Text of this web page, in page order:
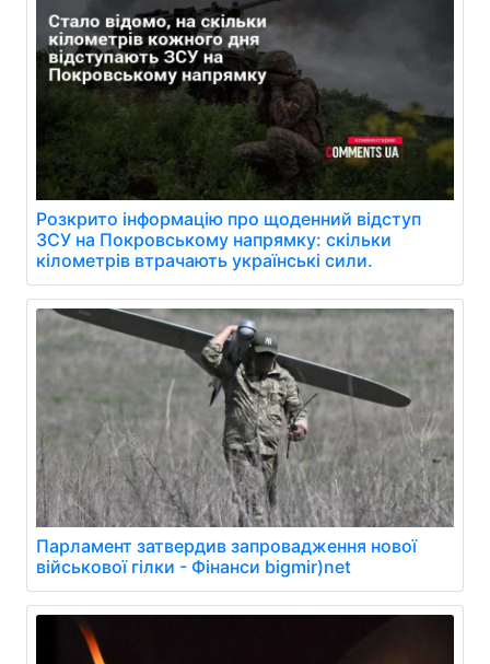
Розкрито інформацію про щоденний відступ
ЗСУ на Покровському напрямку: скільки
кілометрів втрачають українські сили.
Парламент затвердив запровадження нової
військової гілки - Фінанси bigmir)net